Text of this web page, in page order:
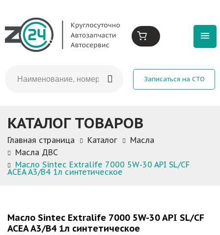
Записаться на СТО
КАТАЛОГ ТОВАРОВ
Главная страница Каталог
Масла
Масла ДВС
Масло Sintec Extralife 7000 5W-30 API SL/CF
ACEA A3/B4 1л синтетическое
Масло Sintec Extralife 7000 5W-30 API SL/CF
ACEA A3/B4 1л синтетическое